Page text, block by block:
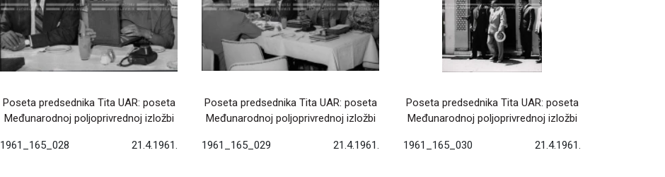
Poseta predsednika Tita UAR: poseta
Međunarodnoj poljoprivrednoj izložbi
1961_165_028 21.4.1961.
Poseta predsednika Tita UAR: poseta
Međunarodnoj poljoprivrednoj izložbi
1961_165_029 21.4.1961.
Poseta predsednika Tita UAR: poseta
Međunarodnoj poljoprivrednoj izložbi
1961_165_030 21.4.1961.